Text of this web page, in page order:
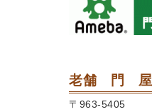
老舗 門 屋
〒963-5405